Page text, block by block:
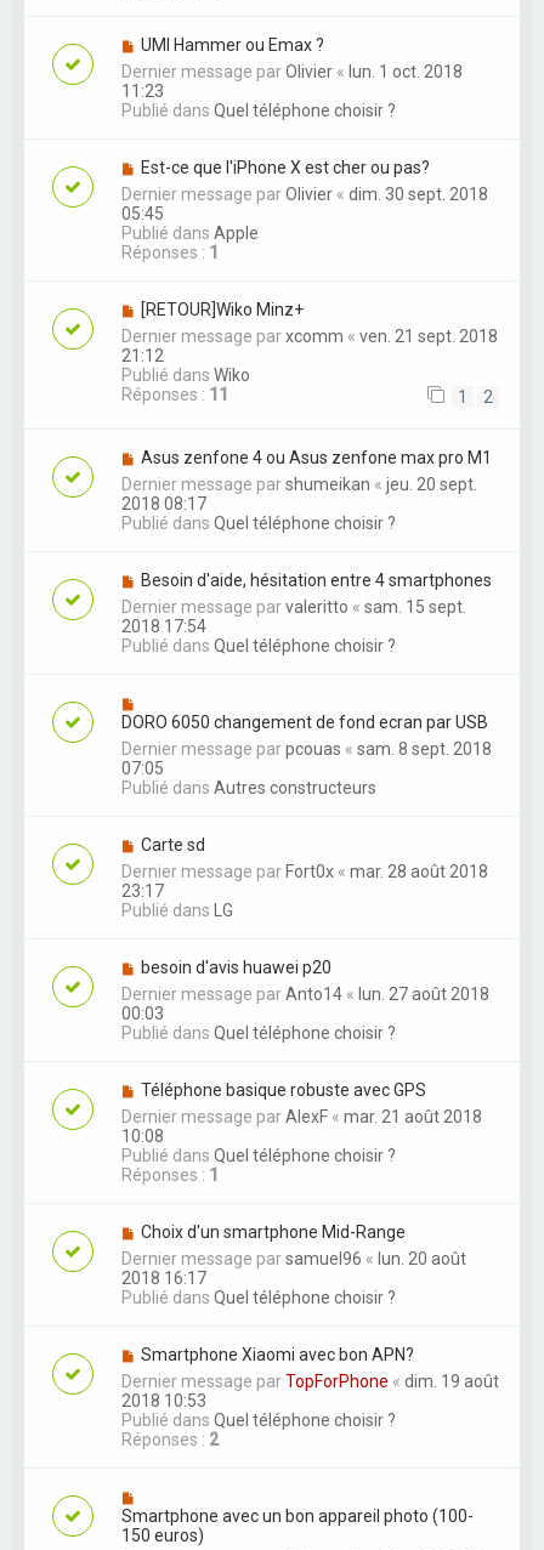
UMI Hammer ou Emax ?
Dernier message parOlivier « lun. 1 oct. 2018
11:23
Publié dans Quel téléphone choisir ?
Est-ce que l'iPhone X est cher ou pas?
Dernier message parOlivier « dim. 30 sept. 2018
05:45
Publié dans Apple
Réponses : 1
[RETOUR]Wiko Minz+
Dernier message parxcomm « ven. 21 sept. 2018
21:12
Publié dans Wiko
Réponses : 11 1 2
Asus zenfone 4 ou Asus zenfone max pro M1
Dernier message parshumeikan « jeu. 20 sept.
2018 08:17
Publié dans Quel téléphone choisir ?
Besoin d'aide, hésitation entre 4 smartphones
Dernier message parvaleritto « sam. 15 sept.
2018 17:54
Publié dans Quel téléphone choisir ?
DORO 6050 changement de fond ecran par USB
Dernier message parpcouas « sam. 8 sept. 2018
07:05
Publié dans Autres constructeurs
Carte sd
Dernier message par Fort0x « mar. 28 août 2018
23:17
Publié dans
LG
besoin d'avis huawei p20
Dernier message parAnto14 « lun. 27 août 2018
00:03
Publié dans Quel téléphone choisir ?
Téléphone basique robuste avec GPS
Dernier message parAlexF « mar. 21 août 2018
10:08
Publié dans Quel téléphone choisir ?
Réponses : 1
Choix d'un smartphone Mid-Range
Dernier message parsamuel96 « lun. 20 août
2018 16:17
Publié dans Quel téléphone choisir ?
Smartphone Xiaomi avec bon APN?
Dernier message parTopForPhone « dim. 19 août
2018 10:53
Publié dans Quel téléphone choisir ?
Réponses : 2
Smartphone avec un bon appareil photo (100-
150 euros)